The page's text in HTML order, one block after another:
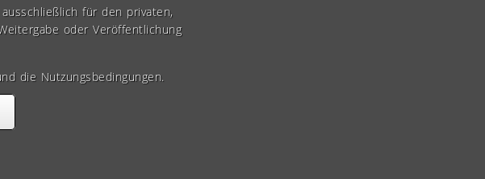
für den privaten,
oder Veröffentlichung
die Nutzungsbedingungen.